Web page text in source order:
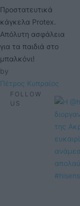
Προστατευτικά
κάγκελα Protex.
Απόλυτη ασφάλεια
για τα παιδιά στο
μπαλκόνι!
by
Πέτρος Κυπραίος
FOLLOW
US